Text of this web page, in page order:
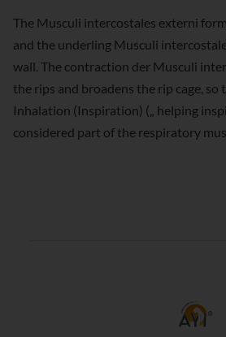
The Musculi intercostales externi
and the underling Musculi
wall. The contraction der Musculi
the rips and broadens the rip cage, so
Inhalation (Inspiration) („ helping
considered part of the respiratory